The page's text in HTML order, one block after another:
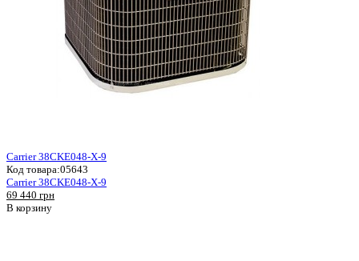
Carrier 38CKE048-X-9
Код товара:05643
Carrier 38CKE048-X-9
69 440 грн
В корзину